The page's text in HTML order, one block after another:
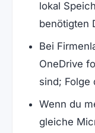
lokal
benötigten
Bei
OneDrive
sind; Folge
Wenn du
gleiche